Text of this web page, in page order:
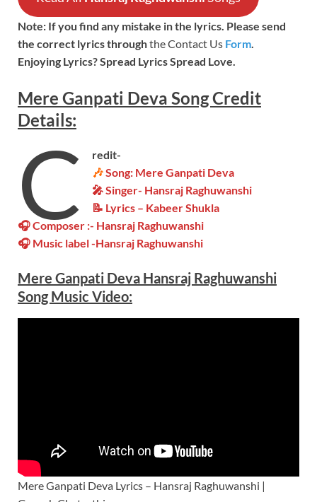
Note: If you find any mistake in the lyrics. Please send
the correct lyrics throughthe Contact Us Form
Enjoying Lyrics? Spread Lyrics Spread Love.
Mere Ganpati Deva SongCredit
Details:
C
redit-
🎶Song: Mere Ganpati Deva
🎤 Singer- Hansraj Raghuwanshi
📝 Lyrics – Kabeer Shukla
🎧 Composer :- Hansraj Raghuwanshi
🎧 Music label -Hansraj Raghuwanshi
Mere Ganpati Deva Hansraj Raghuwanshi
SongMusic Video:
Mere Ganpati Deva Lyrics – Hansraj Raghuwanshi |